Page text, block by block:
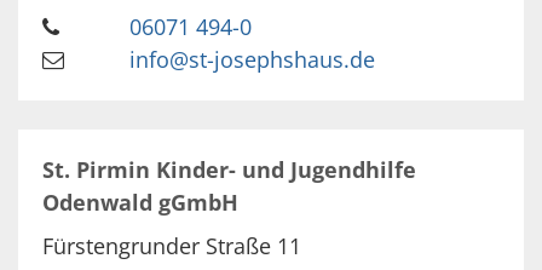
06071 494-0
info@st-josephshaus.de
St. Pirmin Kinder- und Jugendhilfe
Odenwald gGmbH
Fürstengrunder Straße 11